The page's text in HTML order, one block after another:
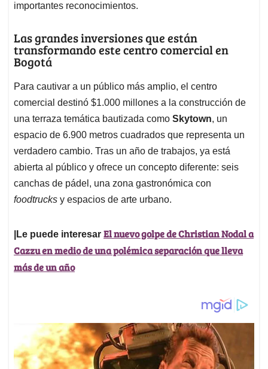
importantes reconocimientos.
Las grandes inversiones que están
transformando este centro comercial en
Bogotá
Para cautivar a un público más amplio, el centro
comercial destinó $1.000 millones a la construcción de
una terraza temática bautizada como Skytown, un
espacio de 6.900 metros cuadrados que representa un
verdadero cambio. Tras un año de trabajos, ya está
abierta al público y ofrece un concepto diferente: seis
canchas de pádel, una zona gastronómica con
foodtrucks y espacios de arte urbano.
|Le puede interesar El nuevo golpe de Christian Nodal a
Cazzu en medio de una polémica separación que lleva
más de un año